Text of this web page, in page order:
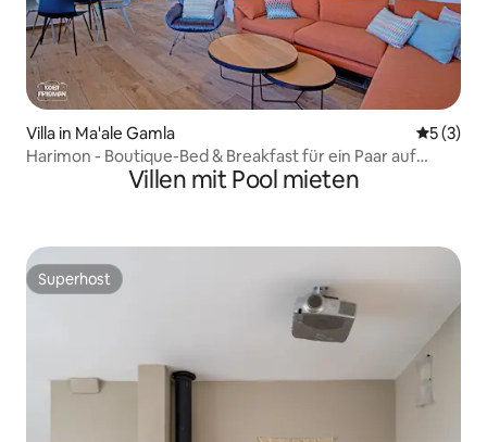
Villa in Ma'ale Gamla
5 (3)
Harimon - Boutique-Bed & Breakfast für ein Paar auf
Villen mit Pool mieten
Superhost
Superhost